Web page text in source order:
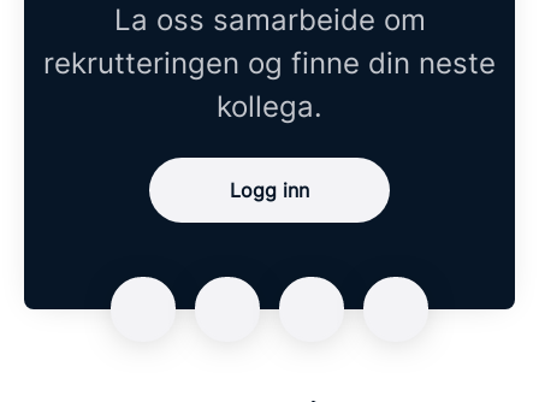
La oss samarbeide om
rekrutteringen og finne din neste
kollega.
Logg inn